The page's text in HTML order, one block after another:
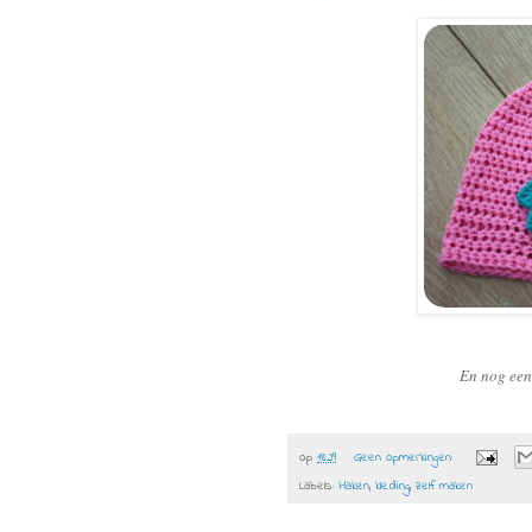
En nog
op 18:29
Geen opmerkingen:
Labels: Haken, kleding, zelf maken